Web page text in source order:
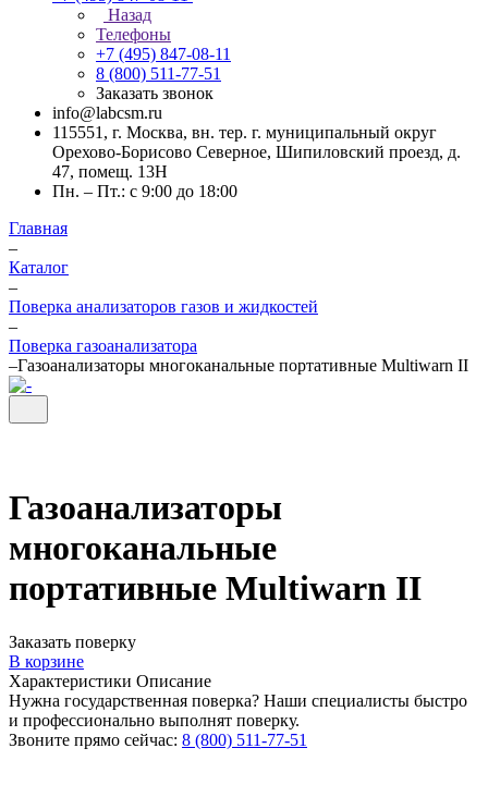
Назад
Телефоны
+7 (495) 847-08-11
8 (800) 511-77-51
Заказать звонок
info@labcsm.ru
115551, г. Москва, вн. тер. г. муниципальный округ
Орехово-Борисово Северное, Шипиловский проезд, д.
47, помещ. 13Н
Пн. – Пт.: с 9:00 до 18:00
Главная
–
Каталог
–
Поверка анализаторов газов и жидкостей
–
Поверка газоанализатора
–Газоанализаторы многоканальные портативные Multiwarn II
Газоанализаторы
многоканальные
портативные Multiwarn II
Заказать поверку
В корзине
Характеристики Описание
Нужна государственная поверка? Наши специалисты быстро
и профессионально выполнят поверку.
Звоните прямо сейчас: 8 (800) 511-77-51